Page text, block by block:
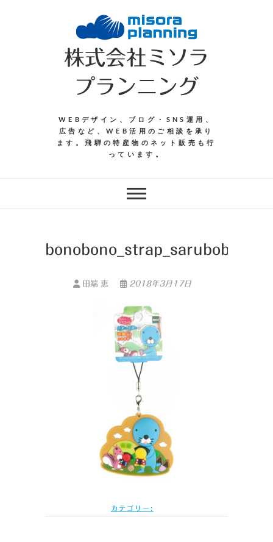
株式会社ミソラ
プランニング
WEBデザイン、ブログ・SNS運用、
広告など、WEB活用のご相談を承り
ます。飛騨の特産物のネット販売も行
っています。
bonobono_strap_sarubobo
田端 恵 2018年3月17日
カテゴリー: